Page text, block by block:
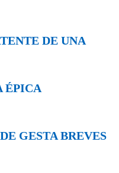
DE UNA
ÉPICA
GESTA BREVES